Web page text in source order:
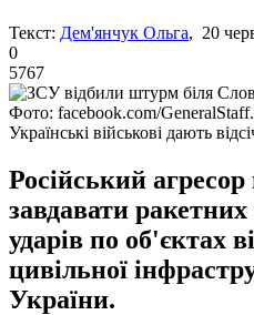
Текст: Дем'янчук Ольга, 20
0
5767
Фото: facebook.com/
Українські військові дають
Російський
завдавати ракетних
ударів по об'єктах
цивільної
України.